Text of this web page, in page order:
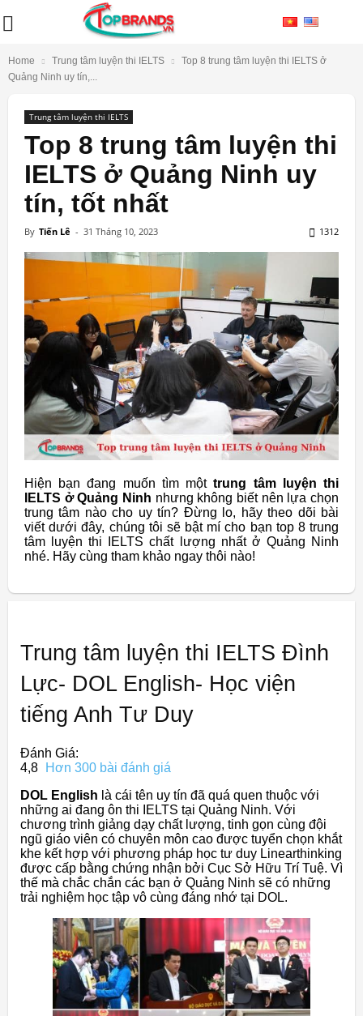
Home Trung tâm luyện thi IELTS
Top 8 trung tâm luyện thi IELTS ở
Quảng Ninh uy tín,...
Trung tâm luyện thi IELTS
Top 8 trung tâm luyện thi
IELTS ở Quảng Ninh uy
tín, tốt nhất
By Tiến Lê - 31 Tháng 10, 2023 1312
Hiện bạn đang muốn tìm mộttrung tâm luyện thi
IELTS ở Quảng Ninh nhưng không biết nên lựa chọn
trung tâm nào cho uy tín? Đừng lo, hãy theo dõi bài
viết dưới đây, chúng tôi sẽ bật mí cho bạn top 8 trung
tâm luyện thi IELTS chất lượng nhất ở Quảng Ninh
nhé. Hãy cùng tham khảo ngay thôi nào!
Trung tâm luyện thi IELTS Đình
Lực- DOL English- Học viện
tiếng Anh Tư Duy
Đánh Giá:
4,8
Hơn 300 bài đánh giá
DOL English là cái tên uy tín đã quá quen thuộc với
những ai đang ôn thi IELTS tại Quảng Ninh. Với
chương trình giảng dạy chất lượng, tinh gọn cùng đội
ngũ giáo viên có chuyên môn cao được tuyển chọn khắt
khe kết hợp với phương pháp học tư duy Linearthinking
được cấp bằng chứng nhận bởi Cục Sở Hữu Trí Tuệ. Vì
thế mà chắc chắn các bạn ở Quảng Ninh sẽ có những
trải nghiệm học tập vô cùng đáng nhớ tại DOL.